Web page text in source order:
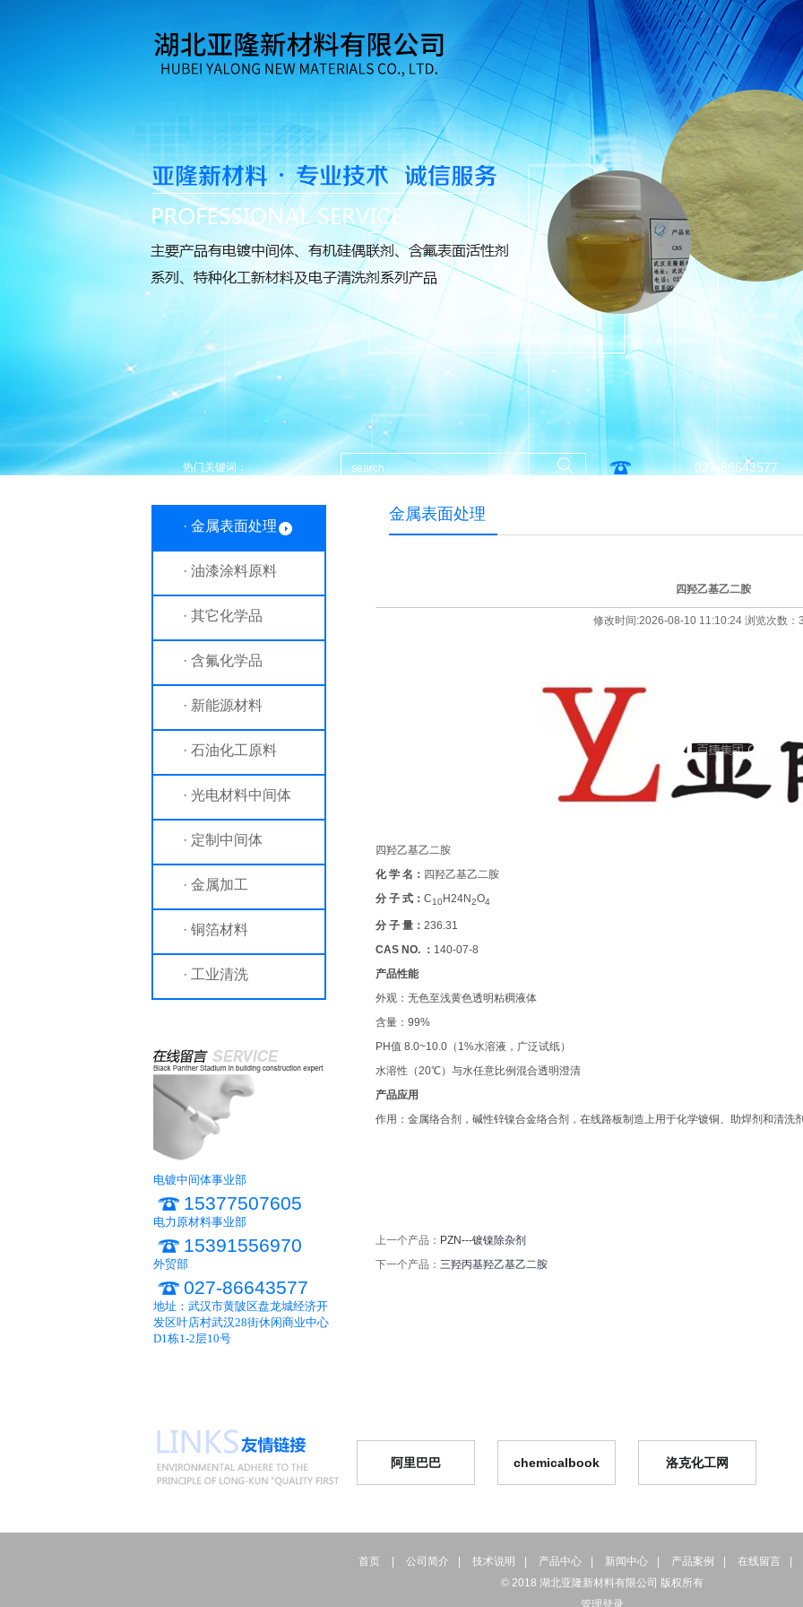
027-86643577
热门关键词：
· 金属表面处理
· 油漆涂料原料
· 其它化学品
· 含氟化学品
· 新能源材料
· 石油化工原料
· 光电材料中间体
· 定制中间体
· 金属加工
· 铜箔材料
· 工业清洗
电镀中间体事业部
15377507605
电力原材料事业部
15391556970
外贸部
027-86643577
地址：武汉市黄陂区盘龙城经济开
发区叶店村武汉28街休闲商业中心
D1栋1-2层10号
金属表面处理
四羟乙基乙二胺
修改时间:2026-08-10 11:10:24 浏览次数：
四羟乙基乙二胺
化 学 名： 四羟乙基乙二胺
分 子 式 ： C10H24N2O4
分 子 量 ： 236.31
CAS NO. ： 140-07-8
产品性能
外观：无色至浅黄色透明粘稠液体
含量：99%
PH值 8.0~10.0（1%水溶液，广泛试纸）
水溶性（20℃）与水任意比例混合透明澄清
产品应用
作用：金属络合剂，碱性锌镍合金络合剂，在线路板制造上用于化学镀铜、助焊剂和清洗
上一个产品： PZN---镀镍除杂剂
下一个产品： 三羟丙基羟乙基乙二胺
阿里巴巴 chemicalbook 洛克化工网
首页 公司简介 技术说明 产品中心 新闻中心 产品案例 在线留言
© 2018 湖北亚隆新材料有限公司 版权所有